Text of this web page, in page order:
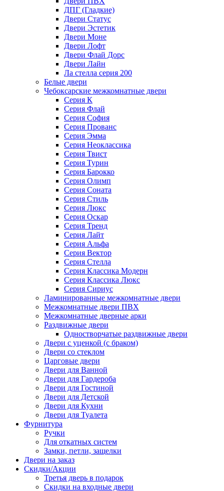
ДПГ (Гладкие)
Двери Статус
Двери Эстетик
Двери Моне
Двери Лофт
Двери Флай Дорс
Двери Лайн
Ла стелла серия 200
Белые двери
Чебоксарские межкомнатные двери
Серия К
Серия Флай
Серия София
Серия Прованс
Серия Эмма
Серия Неоклассика
Серия Твист
Серия Турин
Серия Барокко
Серия Олимп
Серия Соната
Серия Стиль
Серия Люкс
Серия Оскар
Серия Тренд
Серия Лайт
Серия Альфа
Серия Вектор
Серия Стелла
Серия Классика Модерн
Серия Классика Люкс
Серия Сириус
Ламинированные межкомнатные двери
Межкомнатные двери ПВХ
Межкомнатные дверные арки
Раздвижные двери
Одностворчатые раздвижные двери
Двери с уценкой (с браком)
Двери со стеклом
Царговые двери
Двери для Ванной
Двери для Гардероба
Двери для Гостиной
Двери для Детской
Двери для Кухни
Двери для Туалета
Фурнитура
Ручки
Для откатных систем
Замки, петли, защелки
Двери на заказ
Скидки/Акции
Третья дверь в подарок
Скидки на входные двери